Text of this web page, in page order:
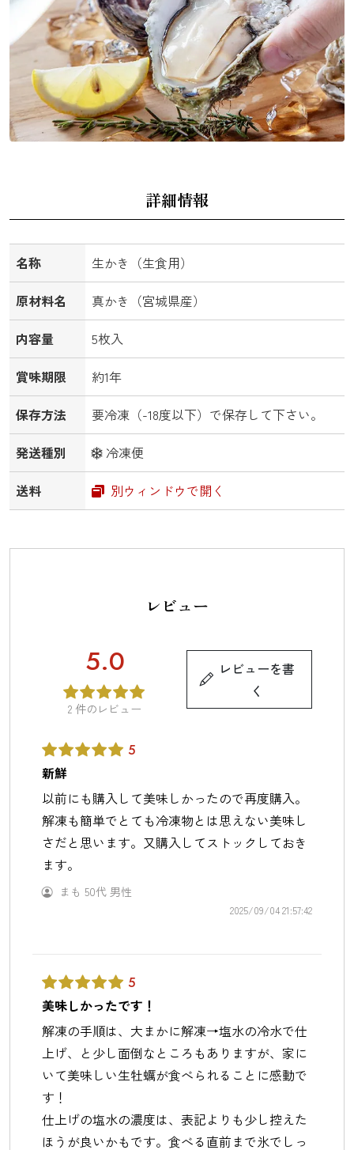
詳細情報
名称
生かき（生食用）
原材料名
真かき（宮城県産）
内容量
5枚入
賞味期限
約1年
保存方法
要冷凍（-18度以下）で保存して下さい。
発送種別
冷凍便
送料
別ウィンドウで開く
レビュー
5.0
2 件のレビュー
レビューを書
く
5
新鮮
以前にも購入して美味しかったので再度購入。
解凍も簡単でとても冷凍物とは思えない美味し
さだと思います。又購入してストックしておき
ます。
まも 50代 男性
2025/09/04 21:57:42
5
美味しかったです！
解凍の手順は、大まかに解凍→塩水の冷水で仕
上げ、と少し面倒なところもありますが、家に
いて美味しい生牡蠣が食べられることに感動で
す！
仕上げの塩水の濃度は、表記よりも少し控えた
ほうが良いかもです。食べる直前まで氷でしっ